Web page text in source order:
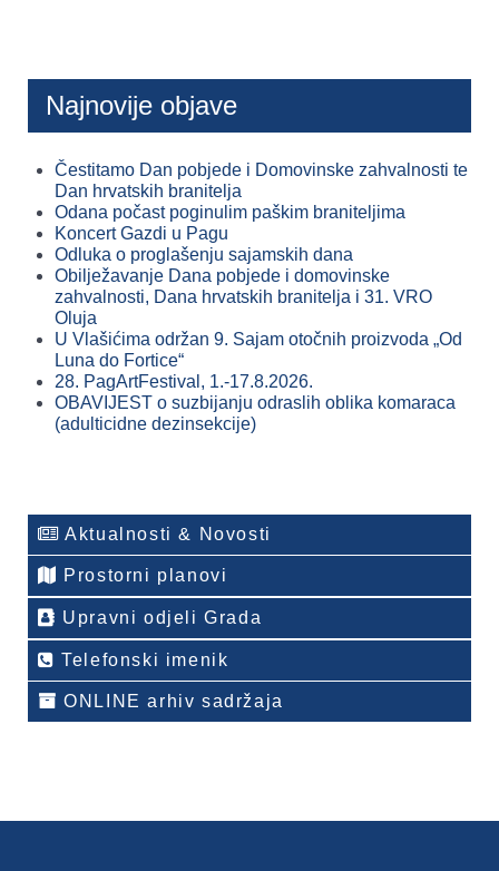
Najnovije objave
Čestitamo Dan pobjede i Domovinske zahvalnosti te
Dan hrvatskih branitelja
Odana počast poginulim paškim braniteljima
Koncert Gazdi u Pagu
Odluka o proglašenju sajamskih dana
Obilježavanje Dana pobjede i domovinske
zahvalnosti, Dana hrvatskih branitelja i 31. VRO
Oluja
U Vlašićima održan 9. Sajam otočnih proizvoda „Od
Luna do Fortice“
28. PagArtFestival, 1.-17.8.2026.
OBAVIJEST o suzbijanju odraslih oblika komaraca
(adulticidne dezinsekcije)
Aktualnosti & Novosti
Prostorni planovi
Upravni odjeli Grada
Telefonski imenik
ONLINE arhiv sadržaja